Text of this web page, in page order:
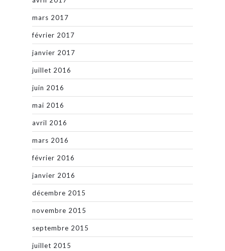
mars 2017
février 2017
janvier 2017
juillet 2016
juin 2016
mai 2016
avril 2016
mars 2016
février 2016
janvier 2016
décembre 2015
novembre 2015
septembre 2015
juillet 2015